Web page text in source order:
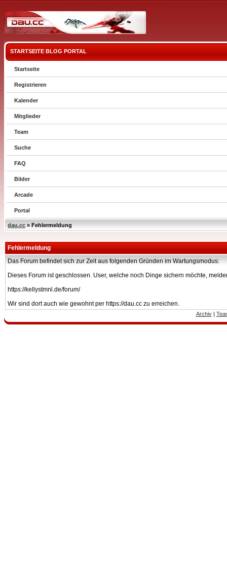
STARTSEITE BLOG PORTAL
Startseite
Registrieren
Kalender
Mitglieder
Team
Suche
FAQ
Bilder
Arcade
Portal
dau.cc » Fehlermeldung
Fehlermeldung
Das Forum befindet sich zur Zeit aus folgenden Gründen im Wartungsmodus:
Dieses Forum ist geschlossen. User, welche noch Dinge sichern möchte,
https://kellystmnl.de/forum/
Wir sind dort auch wie gewohnt per https://dau.cc zu erreichen.
Archiv|